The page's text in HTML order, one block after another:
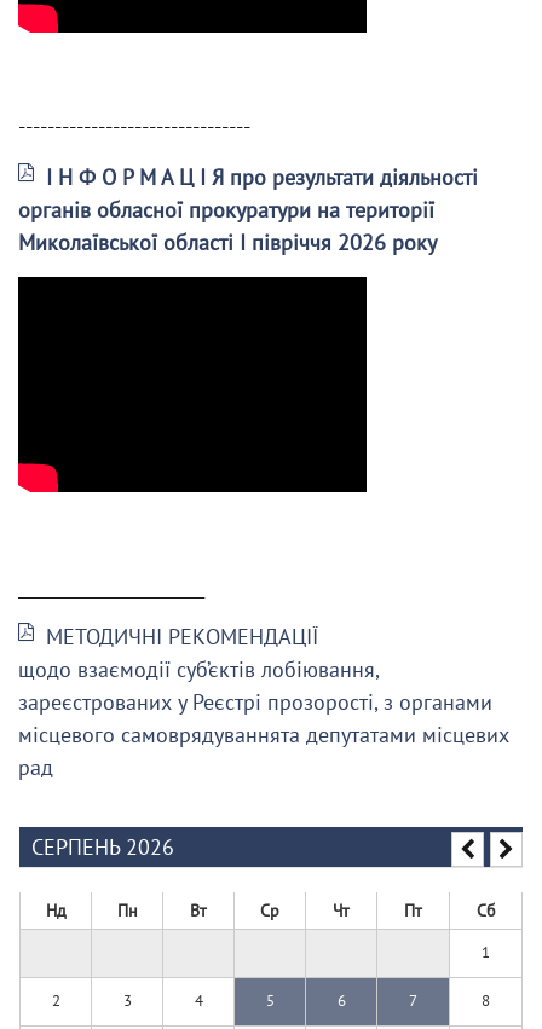
--------------------------------
І Н Ф О Р М А Ц І Я про результати діяльності
органів обласної прокуратури на території
Миколаївської області І півріччя 2026 року
МЕТОДИЧНІ РЕКОМЕНДАЦІЇ
щодо взаємодії суб’єктів лобіювання,
зареєстрованих у Реєстрі прозорості, з органами
місцевого самоврядуваннята депутатами місцевих
рад
СЕРПЕНЬ 2026
Нд Пн Вт Ср Чт Пт Сб
1
2 3 4 5 6 7 8